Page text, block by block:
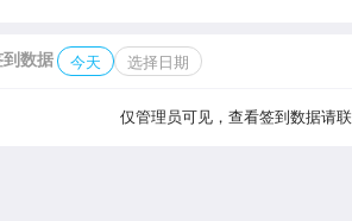
到数据 今天 选择日期
仅管理员可见，查看签到数据请